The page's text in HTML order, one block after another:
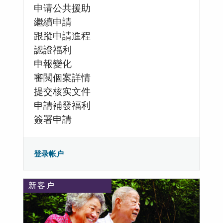
申请公共援助
繼續申請
跟蹤申請進程
認證福利
申報變化
審閲個案詳情
提交核实文件
申請補發福利
簽署申請
登录帐户
新客户